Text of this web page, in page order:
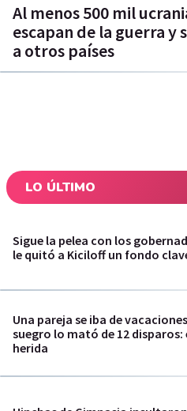
Al menos 500 mil
escapan de la guerra y
a otros países
LO ÚLTIMO
Sigue la pelea con los
le quitó a Kiciloff un fondo
Una pareja se iba de
suegro lo mató de 12 disparos:
herida